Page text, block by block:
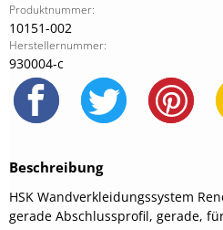
Produktnummer:
10151-002
Herstellernummer:
930004-c
Beschreibung
HSK Wandverkleidungssystem
gerade Abschlussprofil, gerade,